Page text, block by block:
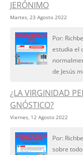
JERÓNIMO
Martes, 23 Agosto 2022
Por:
estudia el
de Jesús
¿LA VIRGINIDAD
GNÓSTICO?
Viernes, 12 Agosto 2022
Por:
sobre